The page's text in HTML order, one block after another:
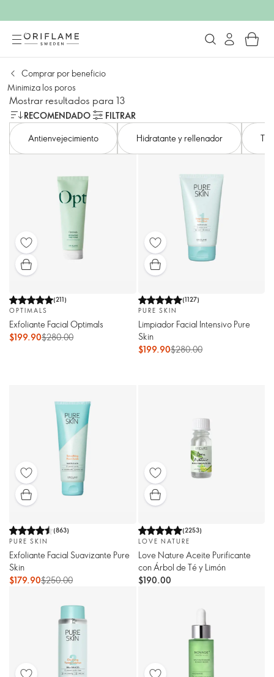
Comprar por beneficio
Minimiza los poros
Mostrar resultados para 13
RECOMENDADO
FILTRAR
Antienvejecimiento
Hidratante y rellenador
(211)
OPTIMALS
Exfoliante Facial Optimals
$199.90$280.00
(1127)
PURE SKIN
Limpiador Facial Intensivo Pure
Skin
$199.90$280.00
(863)
PURE SKIN
Exfoliante Facial Suavizante Pure
Skin
$179.90$250.00
(2253)
LOVE NATURE
Love Nature Aceite Purificante
con Árbol de Té y Limón
$190.00